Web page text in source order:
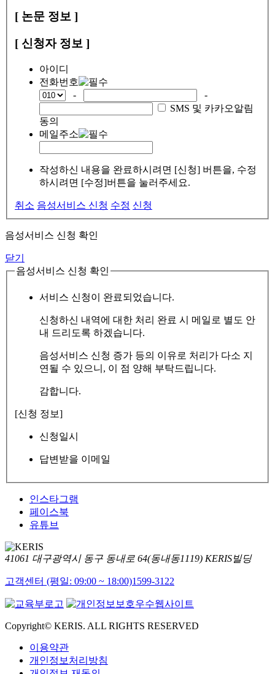
[ 논문 정보 ]
[ 신청자 정보 ]
아이디
전화번호
-
-
SMS 및 카카오알림
동의
메일주소
작성하신 내용을 완료하시려면 [신청] 버튼을, 수정
하시려면 [수정]버튼을 눌러주세요.
취소 음성서비스 신청 수정 신청
음성서비스 신청 확인
닫기
음성서비스 신청 확인
서비스 신청이 완료되었습니다.
신청하신 내역에 대한 처리 완료 시 메일로 별도 안
내 드리도록 하겠습니다.
음성서비스 신청 증가 등의 이유로 처리가 다소 지
연될 수 있으니, 이 점 양해 부탁드립니다.
감합니다.
[신청 정보]
신청일시
답변받을 이메일
인스타그램
페이스북
유튜브
41061 대구광역시 동구 동내로 64(동내동1119) KERIS빌딩
고객센터 (평일: 09:00 ~ 18:00)1599-3122
Copyright© KERIS. ALL RIGHTS RESERVED
이용약관
개인정보처리방침